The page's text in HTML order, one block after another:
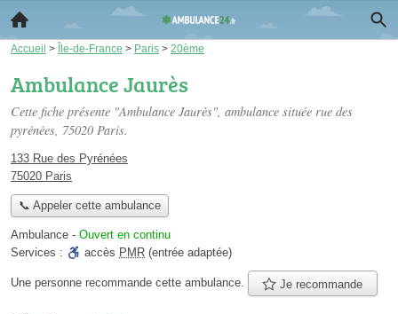
Accueil > Île-de-France > Paris > 20ème
Ambulance Jaurès
Cette fiche présente "Ambulance Jaurès", ambulance située rue des
pyrénées, 75020 Paris.
133 Rue des Pyrénées
75020 Paris
📞 Appeler cette ambulance
Ambulance - Ouvert en continu
Services :
accès PMR (entrée adaptée)
Une personne recommande cette ambulance. Je recommande